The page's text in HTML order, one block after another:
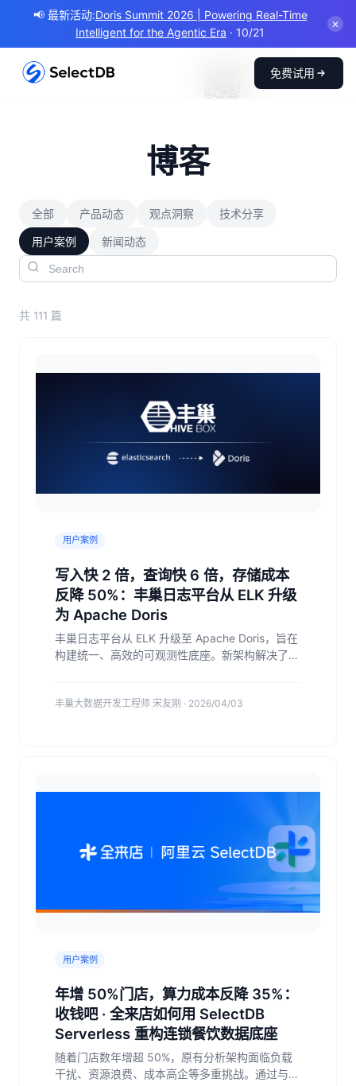
📢 最新活动:Doris Summit 2026 | Powering Real-Time
Intelligent for the Agentic Era · 10/21
✕
免费试用
SelectDB 公众号
获取技术干货和产品动
博客
全部 产品动态 观点洞察 技术分享
用户案例 新闻动态
共 111 篇
用户案例
写入快 2 倍，查询快 6 倍，存储成本
反降 50%：丰巢日志平台从 ELK 升级
为 Apache Doris
丰巢日志平台从 ELK 升级至 Apache Doris，旨在
构建统一、高效的可观测性底座。新架构解决了原
为未来统一可观测性平台的建设奠定了技术基础。
丰巢大数据开发工程师 宋友刚 · 2026/04/03
用户案例
年增 50%门店，算力成本反降 35%：
收钱吧 · 全来店如何用 SelectDB
Serverless 重构连锁餐饮数据底座
随着门店数年增超 50%，原有分析架构面临负载
干扰、资源浪费、成本高企等多重挑战。通过与阿